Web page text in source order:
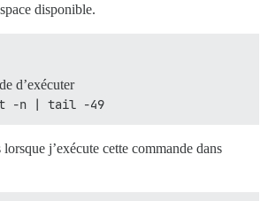
disponible.
d’exécuter
-n | tail -49
j’exécute cette commande dans